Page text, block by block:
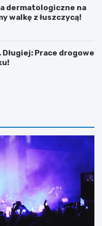
dermatologiczne na
walkę z łuszczycą!
Prace drogowe